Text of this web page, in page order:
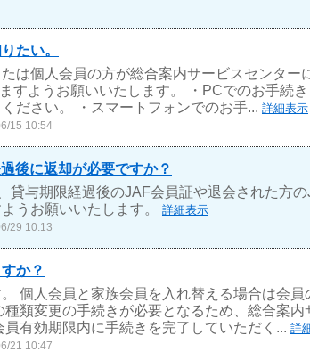
たい。
は個人会員の方が総合案内サービスセンター
すようお願いいたします。 ・PCでのお手続
ださい。 ・スマートフォンでのお手... 詳細表示
15 10:54
後に返却が必要ですか？
与期限経過後のJAF会員証や退会された方
うお願いいたします。 詳細表示
29 10:13
か？
個人会員と家族会員を入れ替える場合は会
類変更の手続きが必要となるため、総合案
有効期限内に手続きを完了していただく... 詳
21 10:47